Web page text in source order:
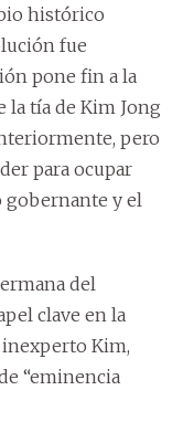
histórico
fue
pone fin a la
la tía de Kim Jong
pero
para ocupar
y el
del
clave en la
Kim,
“eminencia